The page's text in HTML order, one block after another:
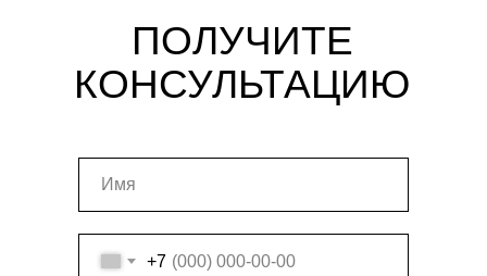
ПОЛУЧИТЕ
КОНСУЛЬТАЦИЮ
+7